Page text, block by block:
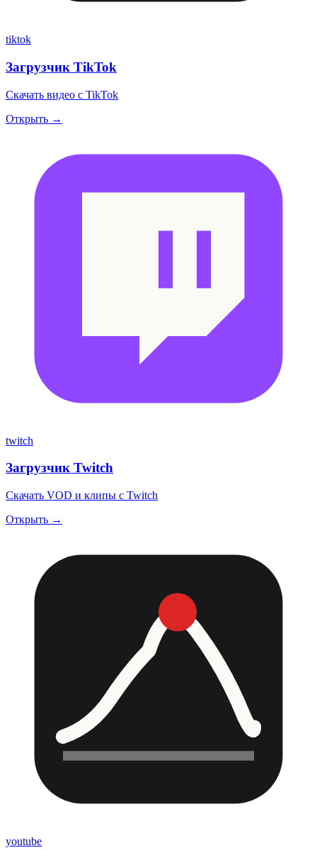
tiktok
Загрузчик TikTok
Скачать видео с TikTok
Открыть →
twitch
Загрузчик Twitch
Скачать VOD и клипы с Twitch
Открыть →
youtube